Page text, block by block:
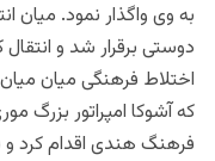
به وی واگذار نمود. میان
دوستی برقرار شد و
اختلاط فرهنگی میان
که آشوکا امپراتور
فرهنگ هندی اقدام کرد